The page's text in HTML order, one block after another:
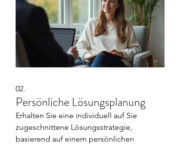
02.
Persönliche Lösungsplanung
Erhalten Sie eine individuell auf Sie
zugeschnittene Lösungsstrategie,
basierend auf einem persönlichen